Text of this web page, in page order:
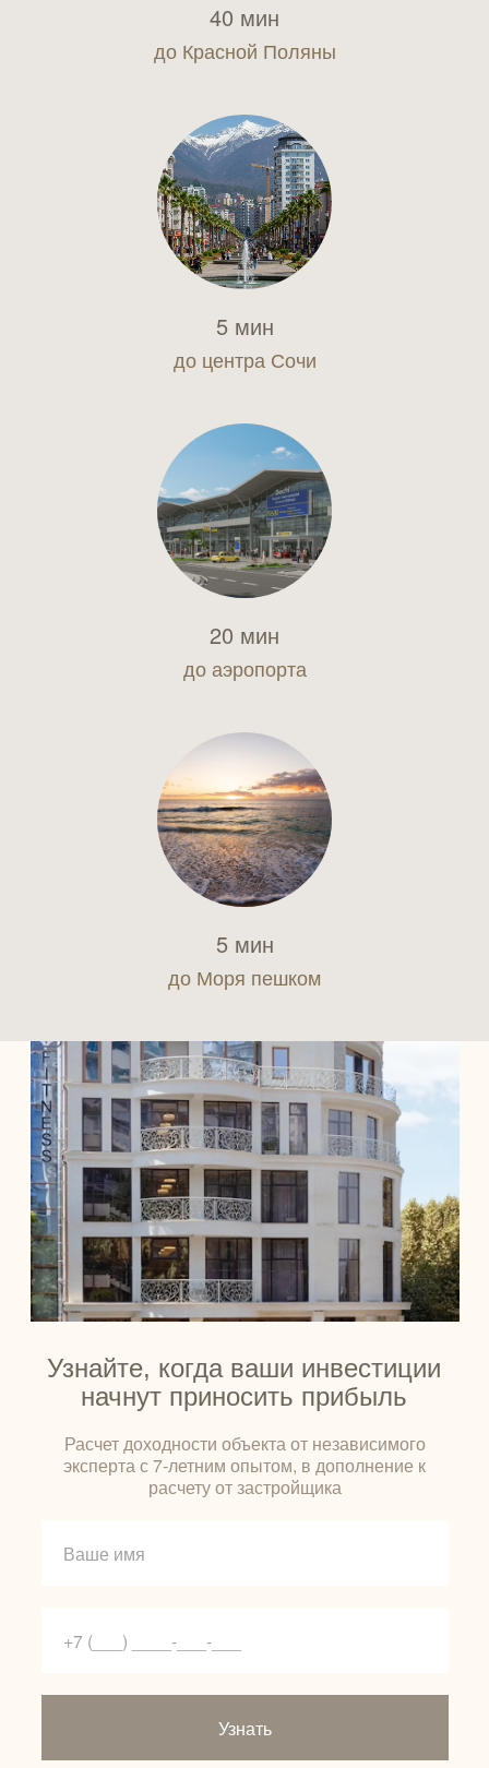
40 мин
до Красной Поляны
5 мин
до центра Сочи
20 мин
до аэропорта
5 мин
до Моря пешком
Узнать
Расчет доходности объекта от независимого
эксперта с 7-летним опытом, в дополнение к
расчету от застройщика
Узнайте, когда ваши инвестиции
начнут приносить прибыль